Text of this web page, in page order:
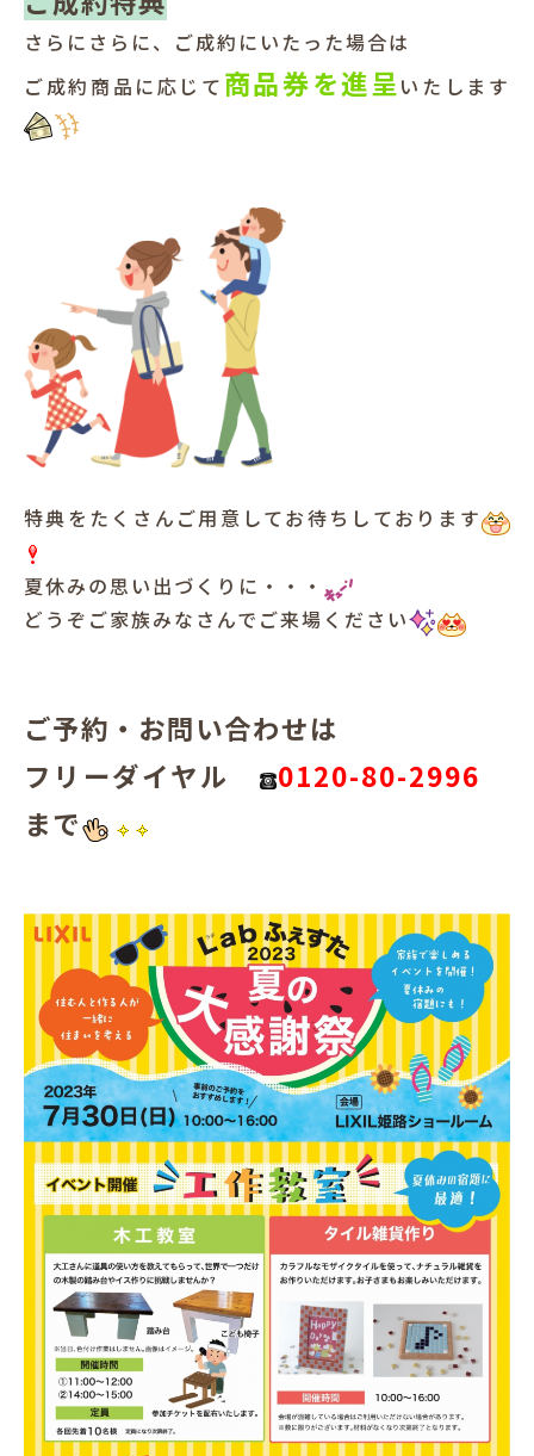
さらにさらに、ご成約にいたった場合は
ご成約商品に応じて 商品券を進呈 いたします
特典をたくさんご用意してお待ちしております
夏休みの思い出づくりに・・・
どうぞご家族みなさんでご来場ください
ご予約・お問い合わせは
フリーダイヤル
0120-80-2996
まで